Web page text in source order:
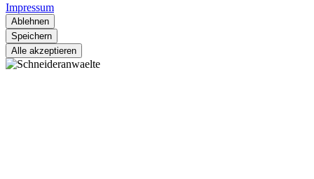
Impressum
Ablehnen
Speichern
Alle akzeptieren